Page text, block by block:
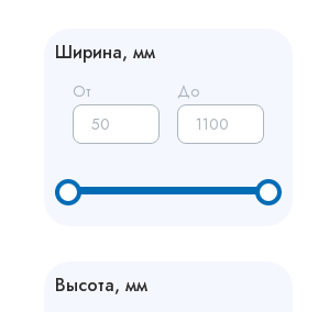
Нержавеющая
Ширина, мм
От До
Высота, мм